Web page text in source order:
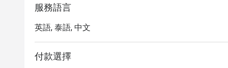
服務語言
英語, 泰語, 中文
付款選擇